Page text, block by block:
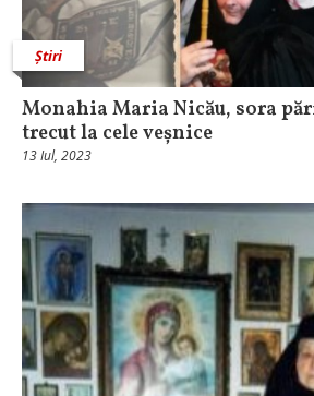
Știri
Monahia Maria Nicău, sora
trecut la cele veșnice
13 Iul, 2023